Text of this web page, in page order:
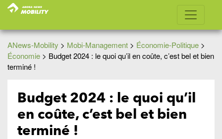
ANews-Mobility > Mobi-Management > Économie-Politique >
Économie > Budget 2024 : le quoi qu’il en coûte, c’est bel et bien
terminé !
Budget 2024 : le quoi qu’il
en coûte, c’est bel et bien
terminé !